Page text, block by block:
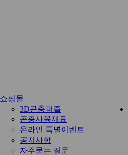
쇼핑몰
3D곤충퍼즐
곤충사육재료
온라인 특별이벤트
공지사항
자주묻는 질문